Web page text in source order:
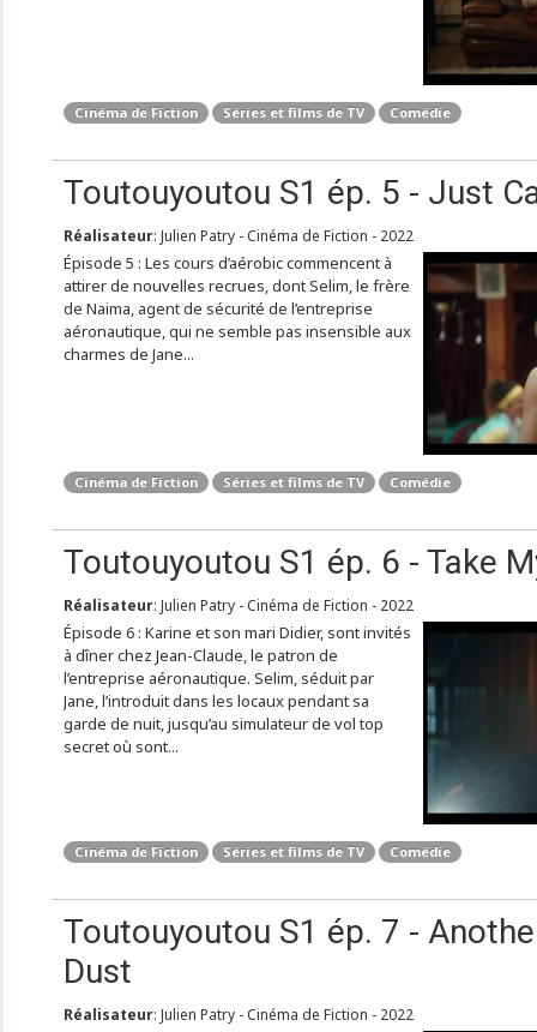
Cinéma de Fiction Séries et films de TV Comédie
Toutouyoutou S1 ép. 5 - Just
Réalisateur: Julien Patry - Cinéma de Fiction - 2022
Épisode 5 : Les cours d’aérobic commencent à
attirer de nouvelles recrues, dont Selim, le frère
de Naima, agent de sécurité de l’entreprise
aéronautique, qui ne semble pas insensible aux
charmes de Jane...
Cinéma de Fiction Séries et films de TV Comédie
Toutouyoutou S1 ép. 6 - Take
Réalisateur: Julien Patry - Cinéma de Fiction - 2022
Épisode 6 : Karine et son mari Didier, sont invités
à dîner chez Jean-Claude, le patron de
l’entreprise aéronautique. Selim, séduit par
Jane, l’introduit dans les locaux pendant sa
garde de nuit, jusqu’au simulateur de vol top
secret où sont...
Cinéma de Fiction Séries et films de TV Comédie
Toutouyoutou S1 ép. 7 -
Dust
Réalisateur: Julien Patry - Cinéma de Fiction - 2022